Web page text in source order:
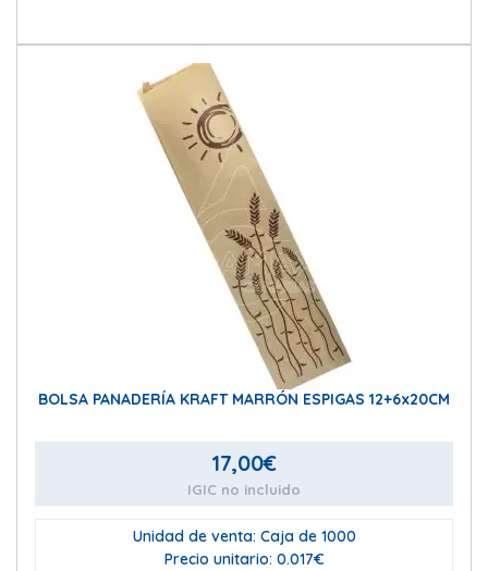
BOLSA PANADERÍA KRAFT MARRÓN ESPIGAS 12+6x20CM
17,00€
IGIC no incluido
Unidad de venta: Caja de 1000
Precio unitario: 0.017€